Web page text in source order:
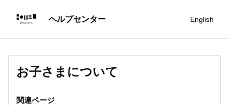
English
お子さまについて
関連ページ